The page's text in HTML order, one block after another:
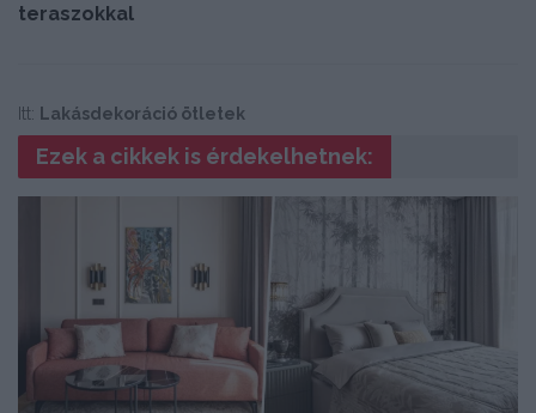
teraszokkal
Itt: Lakásdekoráció ötletek
Ezek a cikkek is érdekelhetnek: